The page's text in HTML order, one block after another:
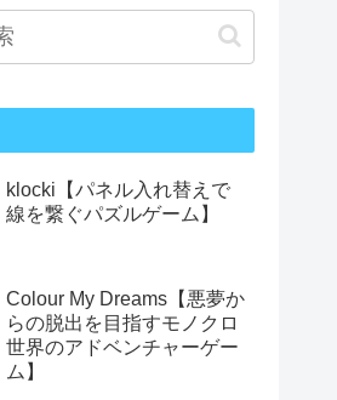
klocki【パネル入れ替えで
線を繋ぐパズルゲーム】
Colour My Dreams【悪夢か
らの脱出を目指すモノクロ
世界のアドベンチャーゲー
ム】